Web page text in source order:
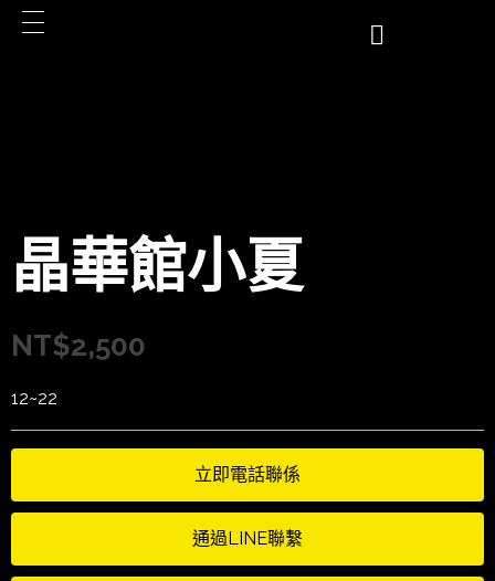
晶華館小夏
NT$2,500
12~22
立即電話聯係
通過LINE聯繫